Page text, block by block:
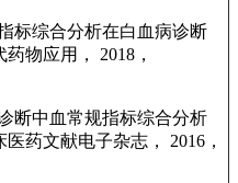
标综合分析在白血病诊断
物应用， 2018，
断中血常规指标综合分析
药文献电子杂志， 2016，